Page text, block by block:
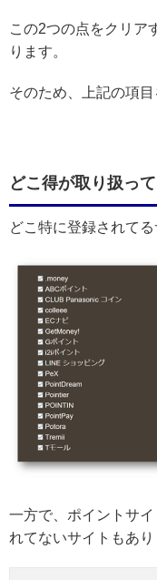
この2つの点をクリア
ります。
そのため、上記の項目
どこ得が取り扱っ
どこ特に登録されて
一方で、ポイントサ
れてないサイトもあり